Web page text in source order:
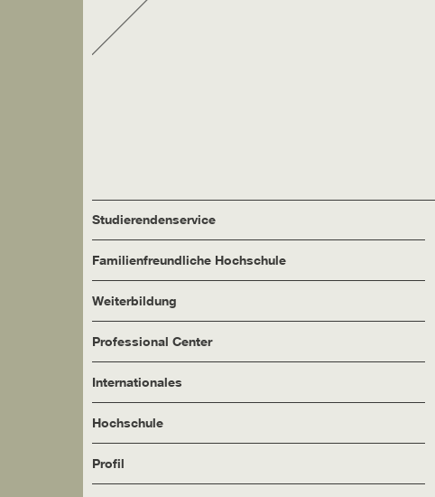
Studierendenservice
Familienfreundliche Hochschule
Weiterbildung
Professional Center
Internationales
Hochschule
Profil